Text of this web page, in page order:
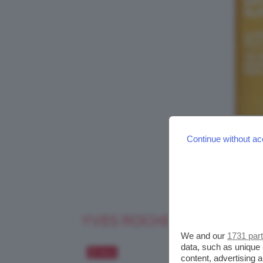
Continue without
We and our 1731
data, such as
content, advertising